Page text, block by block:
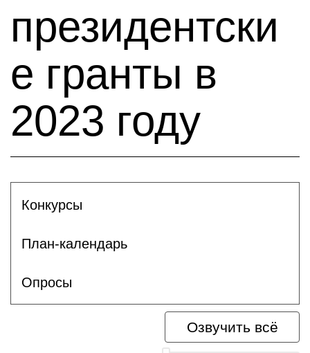
президентски
е гранты в
2023 году
Конкурсы
План-календарь
Опросы
Озвучить всё